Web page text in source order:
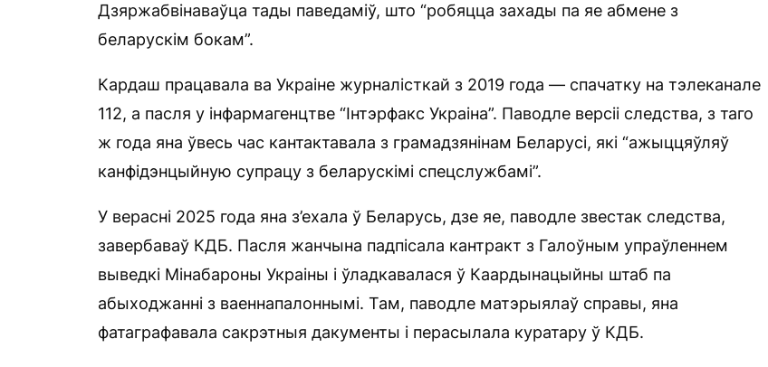
Дзяржабвінаваўца тады паведаміў, што “робяцца захады па яе абмене з
беларускім бокам”.
Кардаш працавала ва Украіне журналісткай з 2019 года — спачатку на тэлеканале
112, а пасля у інфармагенцтве “Інтэрфакс Украіна”. Паводле версіі следства, з таго
ж года яна ўвесь час кантактавала з грамадзянінам Беларусі, які “ажыццяўляў
канфідэнцыйную супрацу з беларускімі спецслужбамі”.
У верасні 2025 года яна з’ехала ў Беларусь, дзе яе, паводле звестак следства,
завербаваў КДБ. Пасля жанчына падпісала кантракт з Галоўным упраўленнем
выведкі Мінабароны Украіны і ўладкавалася ў Каардынацыйны штаб па
абыходжанні з ваеннапалоннымі. Там, паводле матэрыялаў справы, яна
фатаграфавала сакрэтныя дакументы і перасылала куратару ў КДБ.